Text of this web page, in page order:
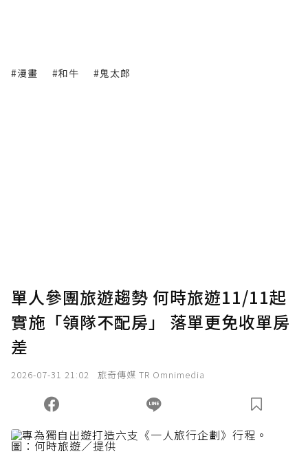
#漫畫 #和牛 #鬼太郎
單人參團旅遊趨勢 何時旅遊11/11起
實施「領隊不配房」 落單更免收單房
差
2026-07-31 21:02 旅奇傳媒 TR Omnimedia